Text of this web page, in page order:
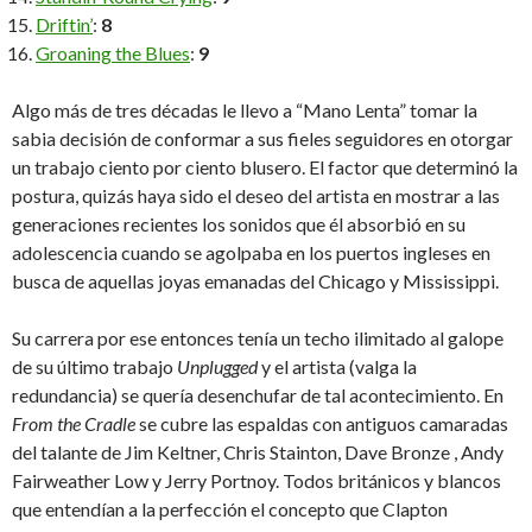
Driftin’: 8
Groaning the Blues: 9
Algo más de tres décadas le llevo a “Mano Lenta” tomar la
sabia decisión de conformar a sus fieles seguidores en otorgar
un trabajo ciento por ciento blusero. El factor que determinó la
postura, quizás haya sido el deseo del artista en mostrar a las
generaciones recientes los sonidos que él absorbió en su
adolescencia cuando se agolpaba en los puertos ingleses en
busca de aquellas joyas emanadas del Chicago y Mississippi.
Su carrera por ese entonces tenía un techo ilimitado al galope
de su último trabajo Unpluggedy el artista (valga la
redundancia) se quería desenchufar de tal acontecimiento. En
From the Cradlese cubre las espaldas con antiguos camaradas
del talante de Jim Keltner, Chris Stainton, Dave Bronze , Andy
Fairweather Low y Jerry Portnoy. Todos británicos y blancos
que entendían a la perfección el concepto que Clapton